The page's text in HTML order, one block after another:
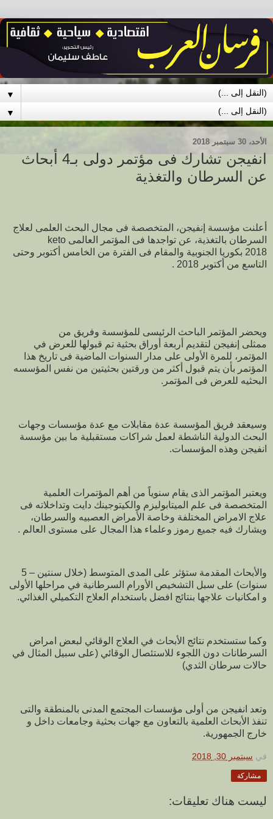
▼
▼
الأحد، 30 سبتمبر 2018
انفيجن تشارك فى مؤتمر دولى بـ4 أبحاث
عن السرطان والتغذية
أعلنت مؤسسة إنفيجن، المتخصصة فى مجال البحث العلمى لعلاج
السرطان بالتغذية، عن تواجدها فى المؤتمر العالمى keto
2018 بكوريا الجنوبية والمقام فى الفترة من الخامس أكتوبر وحتى
التاسع من أكتوبر 2018 .
ويحضر المؤتمر الباحث الرئيسى للمؤسسة وفريق من
ممثلى إنفيجن لتقديم أربعة أوراق بحثية تم قبولها للعرض في
المؤتمر، للمرة الأولى على مدار السنوات الماضية فى تاريخ هذا
المؤتمر بأن يتم قبول أكثر من ورقتين بحثيتين من نفس المؤسسه
البحثيه للعرض فى المؤتمر.
وسيعقد فريق المؤسسة عدة مقابلات مع عدة مؤسسات وجهات
البحث الدولية الناشطة لعمل شراكات مستقبلية ما بين مؤسسة
انفيجن وهذه المؤسسات.
ويعتبر المؤتمر الذى يقام سنوياً من أهم المؤتمرات العلمية
المتخصصة فى علم الميتابوليزم والكيتوجينك دايت وتداخلاته فى
علاج الامراض المختلفة وخاصة الأمراض العصبيه والسرطان،
ويشارك فيه جميع رموز وعلماء هذا المجال على مستوى العالم .
والأبحاث المقدمة ستؤثر على المدى المتوسط (خلال سنتين – 5
سنوات) على سبل التشخيص الأورام السرطانية في مراحلها الأولى
و امكانيات علاجها بنتائج افضل باستخدام العلاج التكميلي الغذائي.
وكما ستستخدم نتائج الأبحاث في العلاج الوقائي لبعض امراض
السرطانات دون اللجوء للاستئصال الوقائي (على سبيل المثال في
حالات سرطان الثدي)
وتعد انفيجن من أولى مؤسسات المجتمع المدنى بالمنطقة والتى
تنفذ الأبحاث العلمية بالتعاون مع جهات بحثية وجامعات داخل و
خارج الجمهورية.
في سبتمبر 30, 2018
مشاركة
ليست هناك تعليقات: